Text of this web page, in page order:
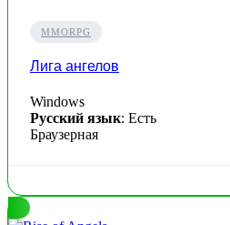
MMORPG
Лига ангелов
Windows
Русский язык: Есть
Браузерная